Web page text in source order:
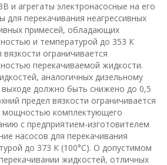
и агрегаты электронасосные на его
для перекачивания неагрессивных
примесей, обладающих
и температурой до 353 К
ограничивается
перекачиваемой жидкости.
аналогичных дизельному
выходе должно быть снижено до 0,5
предел вязкости ограничивается
мощностью комплектующего
с предприятием-изготовителем
насосов для перекачивания
до 373 К (100°С). О допустимом
жидкостей, отличных